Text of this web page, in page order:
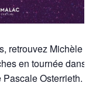
retrouvez Michèle
en tournée dans «
Osterrieth.